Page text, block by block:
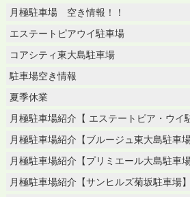
月極駐車場 空き情報！！
エステートピアウイ駐車場
コアシティ東大島駐車場
駐車場空き情報
夏季休業
月極駐車場紹介【 エステートピア・ウイ
月極駐車場紹介【ブルージュ東大島駐車場
月極駐車場紹介【プリミエール大島駐車場
月極駐車場紹介【サンヒルズ菊坂駐車場】